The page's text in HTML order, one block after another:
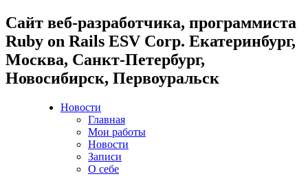
Cайт веб-разработчика, программиста
Ruby on Rails ESV Corp. Екатеринбург,
Москва, Санкт-Петербург,
Новосибирск, Первоуральск
Новости
Главная
Мои работы
Новости
Записи
О себе